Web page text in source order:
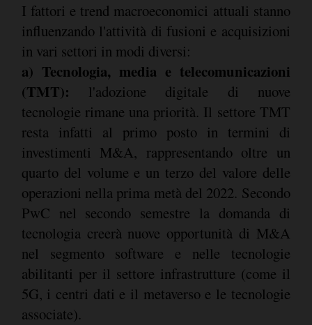
I fattori e trend macroeconomici attuali stanno
influenzando l'attività di fusioni e acquisizioni
in vari settori in modi diversi:
a) Tecnologia, media e telecomunicazioni
(TMT): l'adozione digitale di nuove
tecnologie rimane una priorità. Il settore TMT
resta infatti al primo posto in termini di
investimenti M&A, rappresentando oltre un
quarto del volume e un terzo del valore delle
operazioni nella prima metà del 2022. Secondo
PwC nel secondo semestre la domanda di
tecnologia creerà nuove opportunità di M&A
nel segmento software e nelle tecnologie
abilitanti per il settore infrastrutture (come il
5G, i centri dati e il metaverso e le tecnologie
associate).